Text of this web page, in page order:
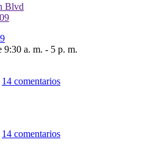
Blvd
9:30 a. m. - 5 p. m.
14 comentarios
14 comentarios